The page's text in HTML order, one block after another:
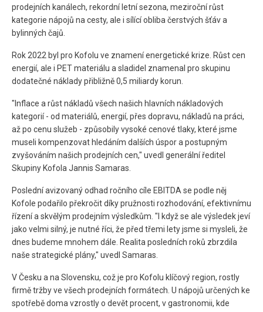
prodejních kanálech, rekordní letní sezona, meziroční růst
kategorie nápojů na cesty, ale i sílící obliba čerstvých šťáv a
bylinných čajů.
Rok 2022 byl pro Kofolu ve znamení energetické krize. Růst cen
energií, ale i PET materiálu a sladidel znamenal pro skupinu
dodatečné náklady přibližně 0,5 miliardy korun.
"Inflace a růst nákladů všech našich hlavních nákladových
kategorií - od materiálů, energií, přes dopravu, nákladů na práci,
až po cenu služeb - způsobily vysoké cenové tlaky, které jsme
museli kompenzovat hledáním dalších úspor a postupným
zvyšováním našich prodejních cen," uvedl generální ředitel
Skupiny Kofola Jannis Samaras.
Poslední avizovaný odhad ročního cíle EBITDA se podle něj
Kofole podařilo překročit díky pružnosti rozhodování, efektivnímu
řízení a skvělým prodejním výsledkům. "I když se ale výsledek jeví
jako velmi silný, je nutné říci, že před třemi lety jsme si mysleli, že
dnes budeme mnohem dále. Realita posledních roků zbrzdila
naše strategické plány," uvedl Samaras.
V Česku a na Slovensku, což je pro Kofolu klíčový region, rostly
firmě tržby ve všech prodejních formátech. U nápojů určených ke
spotřebě doma vzrostly o devět procent, v gastronomii, kde